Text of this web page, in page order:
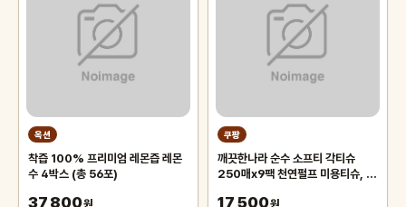
옥션
착즙 100% 프리미엄 레몬즙 레몬
수 4박스 (총 56포)
37,800원
쿠팡
깨끗한나라 순수 소프티 각티슈
250매x9팩 천연펄프 미용티슈, 3
17,500원